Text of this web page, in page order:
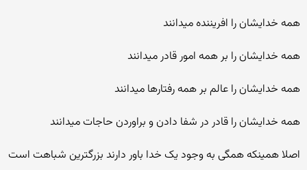
همه خدایشان را افریننده میدانند
همه خدایشان را بر همه امور قادر میدانند
همه خدایشان را عالم بر همه رفتارها میدانند
همه خدایشان را قادر در شفا دادن و براوردن حاجات میدانند
اصلا همینکه همگی به وجود یک خدا باور دارند بزرگترین شباهت است